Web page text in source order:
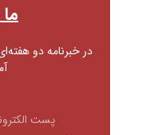
در خبرنامه دو